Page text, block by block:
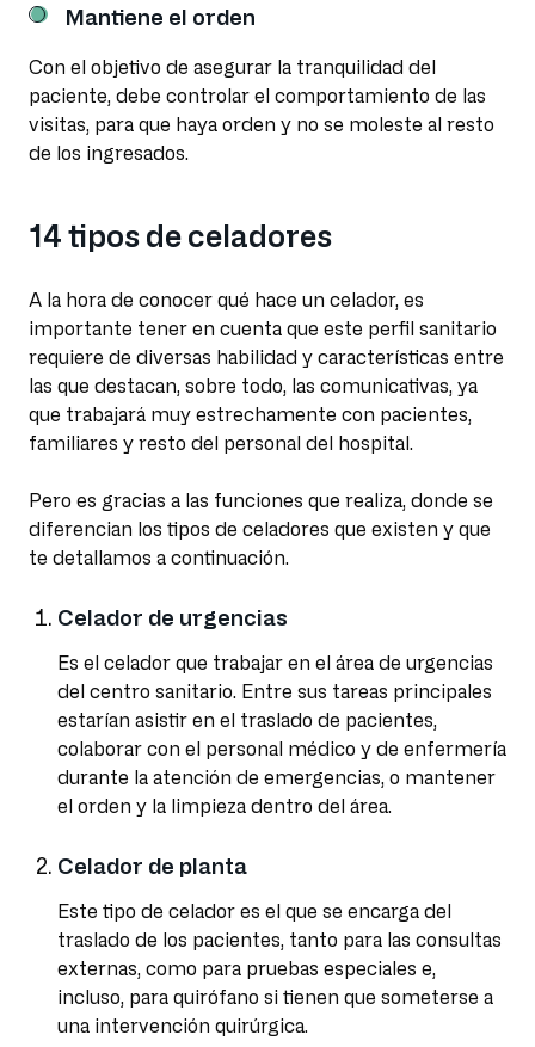
Mantiene el orden
Con el objetivo de asegurar la tranquilidad del
paciente, debe controlar el comportamiento de las
visitas, para que haya orden y no se moleste al resto
de los ingresados.
14 tipos de celadores
A la hora de conocer qué hace un celador, es
importante tener en cuenta que este perfil sanitario
requiere de diversas habilidad y características entre
las que destacan, sobre todo, las comunicativas, ya
que trabajará muy estrechamente con pacientes,
familiares y resto del personal del hospital.
Pero es gracias a las funciones que realiza, donde se
diferencian los tipos de celadores que existen y que
te detallamos a continuación.
Celador de urgencias
Es el celador que trabajar en el área de urgencias
del centro sanitario. Entre sus tareas principales
estarían asistir en el traslado de pacientes,
colaborar con el personal médico y de enfermería
durante la atención de emergencias, o mantener
el orden y la limpieza dentro del área.
Celador de planta
Este tipo de celador es el que se encarga del
traslado de los pacientes, tanto para las consultas
externas, como para pruebas especiales e,
incluso, para quirófano si tienen que someterse a
una intervención quirúrgica.